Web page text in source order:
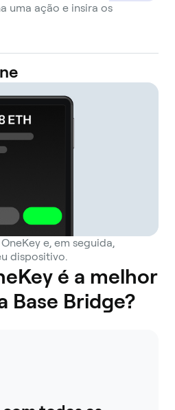
uma ação e insira os
e, em seguida,
dispositivo.
é a melhor
Base Bridge?